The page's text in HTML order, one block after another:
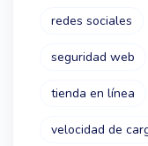
redes sociales
seguridad web
tienda en línea
velocidad de